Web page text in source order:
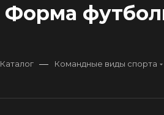
Форма
Каталог — Командные виды спорта